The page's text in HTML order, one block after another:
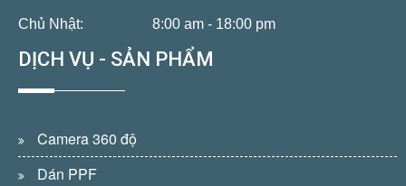
Chủ Nhật: 8:00 am - 18:00 pm
DỊCH VỤ - SẢN PHẨM
Camera 360 độ
Dán PPF